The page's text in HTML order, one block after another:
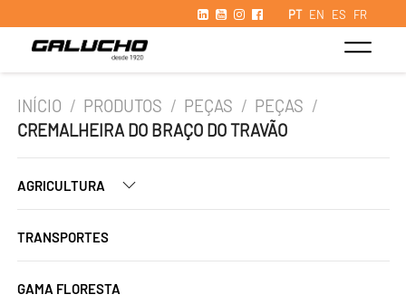
PT EN ES FR
INÍCIO / PRODUTOS / PEÇAS / PEÇAS /
CREMALHEIRA DO BRAÇO DO TRAVÃO
AGRICULTURA
TRANSPORTES
GAMA FLORESTA